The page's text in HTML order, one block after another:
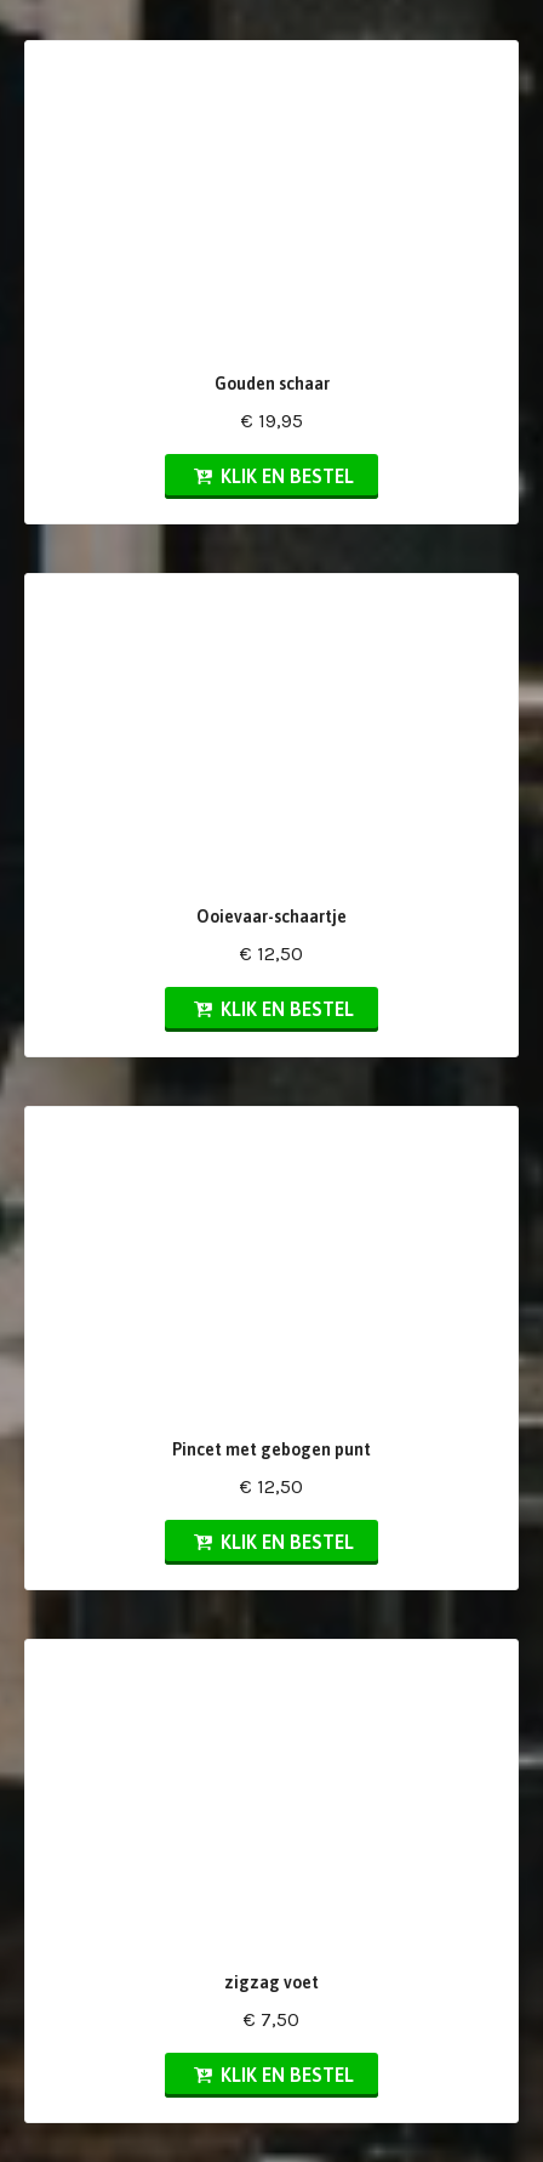
Gouden schaar
€ 19,95
KLIK EN BESTEL
Ooievaar-schaartje
€ 12,50
KLIK EN BESTEL
Pincet met gebogen punt
€ 12,50
KLIK EN BESTEL
zigzag voet
€ 7,50
KLIK EN BESTEL